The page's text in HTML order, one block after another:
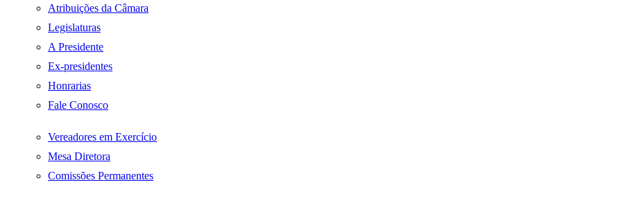
Atribuições da Câmara
Legislaturas
A Presidente
Ex-presidentes
Honrarias
Fale Conosco
Vereadores em Exercício
Mesa Diretora
Comissões Permanentes